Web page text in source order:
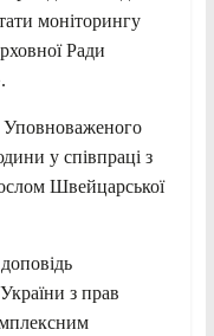
моніторингу
Ради
Уповноваженого
у співпраці з
Швейцарської
з прав